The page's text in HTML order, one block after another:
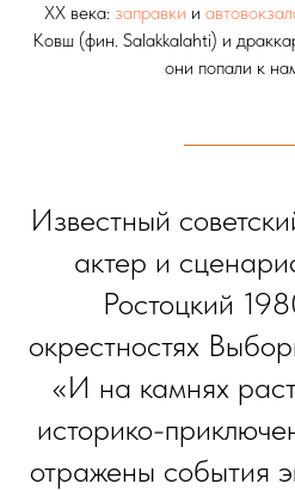
XX века: заправки и
Ковш (фин. Salakkalahti) и
они попали к
Известный
актер и
Ростоцкий
окрестностях
«И на камнях
историко-
отражены события